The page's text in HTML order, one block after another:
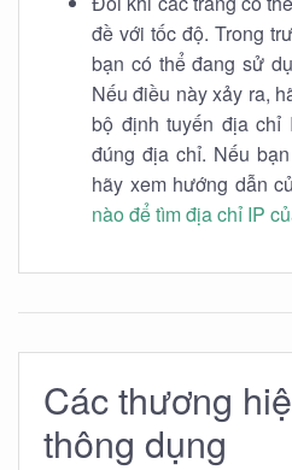
đề với tốc độ. Trong
bạn có thể đang sử
Nếu điều này xảy ra,
bộ định tuyến địa chỉ
đúng địa chỉ. Nếu
hãy xem hướng dẫn
nào để tìm địa chỉ IP
Các thương
thông dụng